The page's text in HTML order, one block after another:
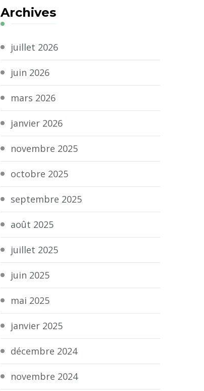
Archives
juillet 2026
juin 2026
mars 2026
janvier 2026
novembre 2025
octobre 2025
septembre 2025
août 2025
juillet 2025
juin 2025
mai 2025
janvier 2025
décembre 2024
novembre 2024